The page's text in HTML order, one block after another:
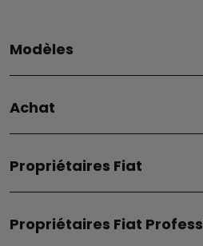
Modèles
Grizzly
Grizzly Fastback
Grande Panda Hybrid
Grande Panda Électrique
500 Hybrid
Achat
Promotions
Promotions business
Leasing
Propriétaires Fiat
Expertise Fiat
Propriétaires Fiat